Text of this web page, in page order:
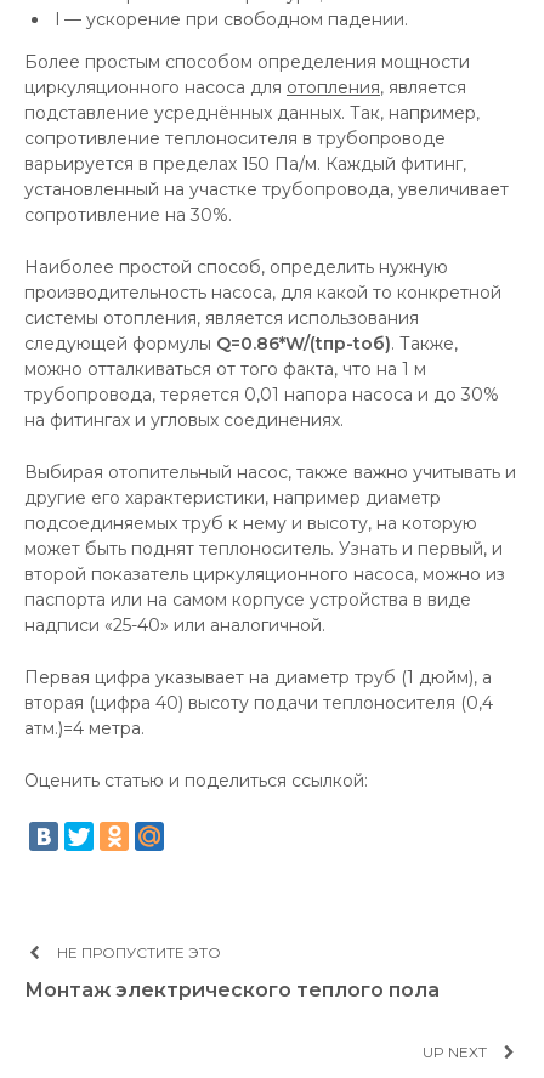
l — ускорение при свободном падении.
Более простым способом определения мощности
циркуляционного насоса для отопления, является
подставление усреднённых данных. Так, например,
сопротивление теплоносителя в трубопроводе
варьируется в пределах 150 Па/м. Каждый фитинг,
установленный на участке трубопровода, увеличивает
сопротивление на 30%.
Наиболее простой способ, определить нужную
производительность насоса, для какой то конкретной
системы отопления, является использования
следующей формулы Q=0.86*W/(tпр-tоб). Также,
можно отталкиваться от того факта, что на 1 м
трубопровода, теряется 0,01 напора насоса и до 30%
на фитингах и угловых соединениях.
Выбирая отопительный насос, также важно учитывать и
другие его характеристики, например диаметр
подсоединяемых труб к нему и высоту, на которую
может быть поднят теплоноситель. Узнать и первый, и
второй показатель циркуляционного насоса, можно из
паспорта или на самом корпусе устройства в виде
надписи «25-40» или аналогичной.
Первая цифра указывает на диаметр труб (1 дюйм), а
вторая (цифра 40) высоту подачи теплоносителя (0,4
атм.)=4 метра.
Оценить статью и поделиться ссылкой:
НЕ ПРОПУСТИТЕ ЭТО
Монтаж электрического теплого пола
UP NEXT